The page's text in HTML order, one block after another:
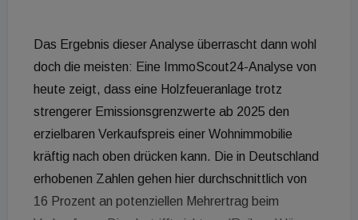
Das Ergebnis dieser Analyse überrascht dann wohl
doch die meisten: Eine ImmoScout24-Analyse von
heute zeigt, dass eine Holzfeueranlage trotz
strengerer Emissionsgrenzwerte ab 2025 den
erzielbaren Verkaufspreis einer Wohnimmobilie
kräftig nach oben drücken kann. Die in Deutschland
erhobenen Zahlen gehen hier durchschnittlich von
16 Prozent an potenziellen Mehrertrag beim